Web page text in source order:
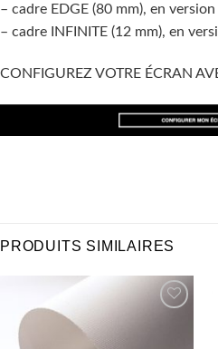
– cadre EDGE (80 mm), en
– cadre INFINITE (12 mm), en
CONFIGUREZ VOTRE ÉCRAN
PRODUITS SIMILAIRES